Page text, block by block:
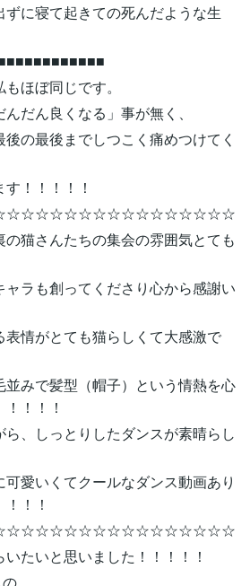
に寝て起きての死んだような生
ほぼ同じです。
だん良くなる」事が無く、
後の最後までしつこく痛めつけてく
！！！！！
猫さんたちの集会の雰囲気とても
ラも創ってくださり心から感謝い
情がとても猫らしくて大感激で
みで髪型（帽子）という情熱を心
！！！
、しっとりしたダンスが素晴らし
愛いくてクールなダンス動画あり
！！
たいと思いました！！！！！